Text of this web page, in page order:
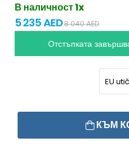
В наличност 1x
5 235 AED8 040 AED
Отстъпката
КЪМ